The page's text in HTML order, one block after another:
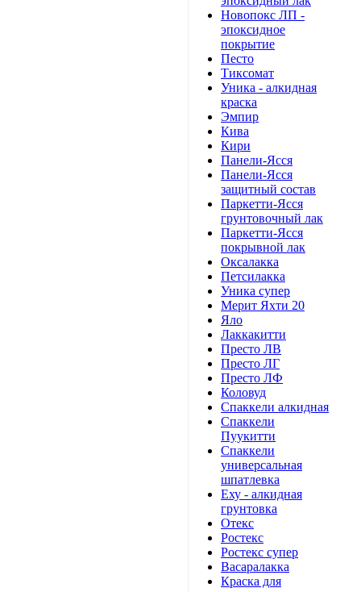
Новопокс ЛП -
эпоксидное
покрытие
Песто
Тиксомат
Уника - алкидная
краска
Эмпир
Кива
Кири
Панели-Ясся
Панели-Ясся
защитный состав
Паркетти-Ясся
грунтовочный лак
Паркетти-Ясся
покрывной лак
Оксалакка
Петсилакка
Уника супер
Мерит Яхти 20
Яло
Лаккакитти
Престо ЛВ
Престо ЛГ
Престо ЛФ
Коловуд
Спаккели алкидная
Спаккели
Пуукитти
Спаккели
универсальная
шпатлевка
Еху - алкидная
грунтовка
Отекс
Ростекс
Ростекс супер
Васаралакка
Краска для